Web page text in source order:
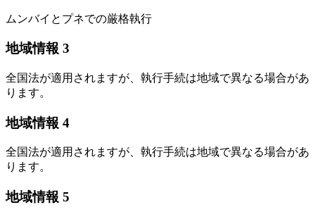
ムンバイとプネでの厳格執行
地域情報 3
全国法が適用されますが、執行手続は地域で異なる場合があ
ります。
地域情報 4
全国法が適用されますが、執行手続は地域で異なる場合があ
ります。
地域情報 5